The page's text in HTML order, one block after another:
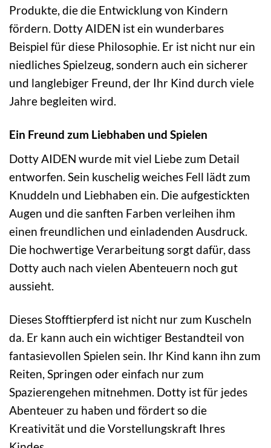
Produkte, die die Entwicklung von Kindern
fördern. Dotty AIDEN ist ein wunderbares
Beispiel für diese Philosophie. Er ist nicht nur ein
niedliches Spielzeug, sondern auch ein sicherer
und langlebiger Freund, der Ihr Kind durch viele
Jahre begleiten wird.
Ein Freund zum Liebhaben und Spielen
Dotty AIDEN wurde mit viel Liebe zum Detail
entworfen. Sein kuschelig weiches Fell lädt zum
Knuddeln und Liebhaben ein. Die aufgestickten
Augen und die sanften Farben verleihen ihm
einen freundlichen und einladenden Ausdruck.
Die hochwertige Verarbeitung sorgt dafür, dass
Dotty auch nach vielen Abenteuern noch gut
aussieht.
Dieses Stofftierpferd ist nicht nur zum Kuscheln
da. Er kann auch ein wichtiger Bestandteil von
fantasievollen Spielen sein. Ihr Kind kann ihn zum
Reiten, Springen oder einfach nur zum
Spazierengehen mitnehmen. Dotty ist für jedes
Abenteuer zu haben und fördert so die
Kreativität und die Vorstellungskraft Ihres